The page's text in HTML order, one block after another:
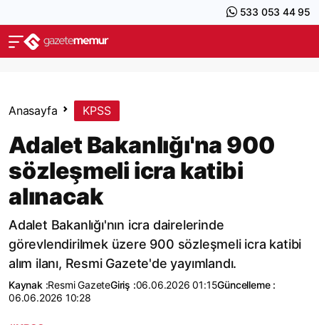
533 053 44 95
Anasayfa KPSS
Adalet Bakanlığı'na 900
sözleşmeli icra katibi
alınacak
Adalet Bakanlığı'nın icra dairelerinde
görevlendirilmek üzere 900 sözleşmeli icra katibi
alım ilanı, Resmi Gazete'de yayımlandı.
Kaynak :Resmi GazeteGiriş :06.06.2026 01:15Güncelleme :
06.06.2026 10:28